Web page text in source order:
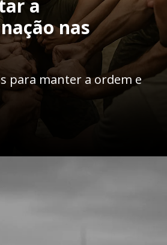
a
nas
para manter a ordem e